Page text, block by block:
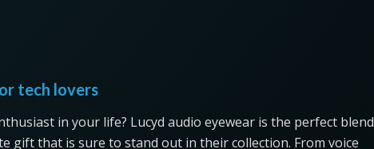
tech lovers
in your life? Lucyd audio eyewear is the perfect blend
gift that is sure to stand out in their collection. From voice